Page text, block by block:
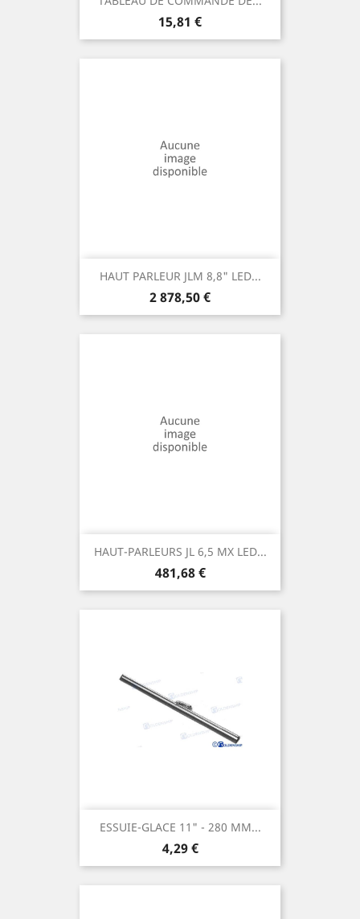
Prix
15,81 €
HAUT PARLEUR JLM 8,8" LED...
Prix
2 878,50 €
HAUT-PARLEURS JL 6,5 MX LED...
Prix
481,68 €
ESSUIE-GLACE 11" - 280 MM...
Prix
4,29 €